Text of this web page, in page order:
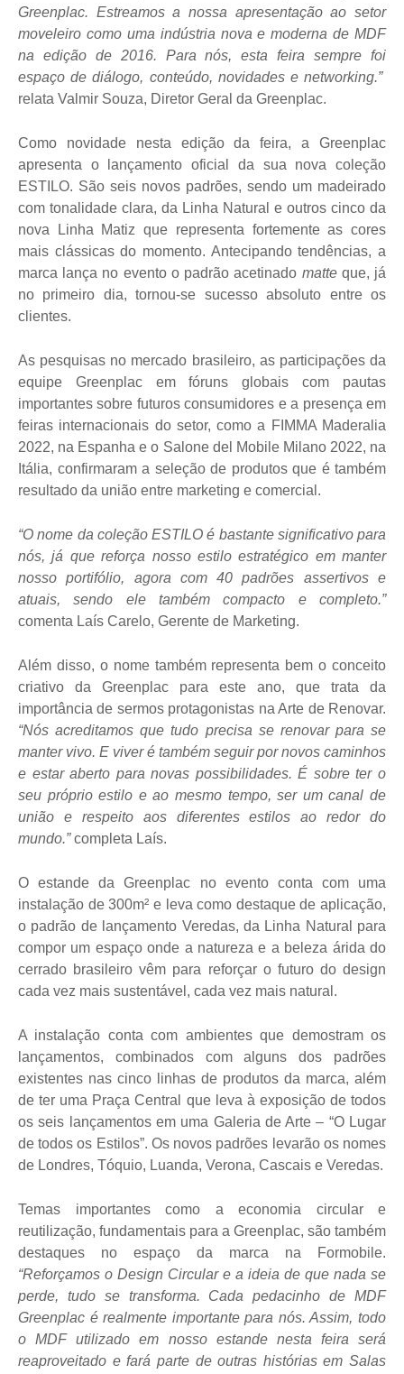
Greenplac. Estreamos a nossa apresentação ao setor
moveleiro como uma indústria nova e moderna de MDF
na edição de 2016. Para nós, esta feira sempre foi
espaço de diálogo, conteúdo, novidades e networking.”
relata Valmir Souza, Diretor Geral da Greenplac.
Como novidade nesta edição da feira, a Greenplac
apresenta o lançamento oficial da sua nova coleção
ESTILO. São seis novos padrões, sendo um madeirado
com tonalidade clara, da Linha Natural e outros cinco da
nova Linha Matiz que representa fortemente as cores
mais clássicas do momento. Antecipando tendências, a
marca lança no evento o padrão acetinado matteque, já
no primeiro dia, tornou-se sucesso absoluto entre os
clientes.
As pesquisas no mercado brasileiro, as participações da
equipe Greenplac em fóruns globais com pautas
importantes sobre futuros consumidores e a presença em
feiras internacionais do setor, como a FIMMA Maderalia
2022, na Espanha e o Salone del Mobile Milano 2022, na
Itália, confirmaram a seleção de produtos que é também
resultado da união entre marketing e comercial.
“O nome da coleção ESTILO é bastante significativo para
nós, já que reforça nosso estilo estratégico em manter
nosso portifólio, agora com 40 padrões assertivos e
atuais, sendo ele também compacto e completo.”
comenta Laís Carelo, Gerente de Marketing.
Além disso, o nome também representa bem o conceito
criativo da Greenplac para este ano, que trata da
importância de sermos protagonistas na Arte de Renovar.
“Nós acreditamos que tudo precisa se renovar para se
manter vivo. E viver é também seguir por novos caminhos
e estar aberto para novas possibilidades. É sobre ter o
seu próprio estilo e ao mesmo tempo, ser um canal de
união e respeito aos diferentes estilos ao redor do
mundo.”completa Laís.
O estande da Greenplac no evento conta com uma
instalação de 300m² e leva como destaque de aplicação,
o padrão de lançamento Veredas, da Linha Natural para
compor um espaço onde a natureza e a beleza árida do
cerrado brasileiro vêm para reforçar o futuro do design
cada vez mais sustentável, cada vez mais natural.
A instalação conta com ambientes que demostram os
lançamentos, combinados com alguns dos padrões
existentes nas cinco linhas de produtos da marca, além
de ter uma Praça Central que leva à exposição de todos
os seis lançamentos em uma Galeria de Arte – “O Lugar
de todos os Estilos”. Os novos padrões levarão os nomes
de Londres, Tóquio, Luanda, Verona, Cascais e Veredas.
Temas importantes como a economia circular e
reutilização, fundamentais para a Greenplac, são também
destaques no espaço da marca na Formobile.
“Reforçamos o Design Circular e a ideia de que nada se
perde, tudo se transforma. Cada pedacinho de MDF
Greenplac é realmente importante para nós. Assim, todo
o MDF utilizado em nosso estande nesta feira será
reaproveitado e fará parte de outras histórias em Salas